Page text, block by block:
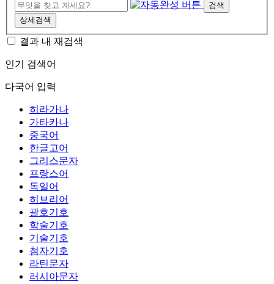
검색
상세검색
결과 내 재검색
인기 검색어
다국어 입력
히라가나
가타카나
중국어
한글고어
그리스문자
프랑스어
독일어
히브리어
괄호기호
학술기호
기술기호
첨자기호
라틴문자
러시아문자